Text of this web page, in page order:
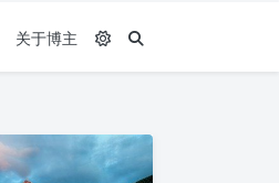
关于博主